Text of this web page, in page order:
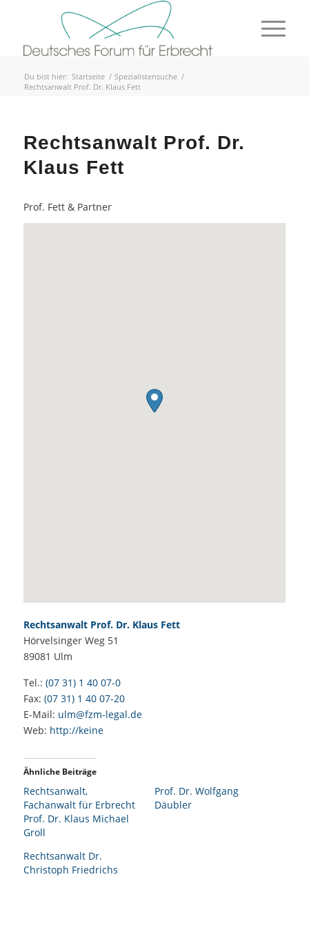
Du bist hier: Startseite / Spezialistensuche /
Rechtsanwalt Prof. Dr. Klaus Fett
Rechtsanwalt Prof. Dr.
Klaus Fett
Prof. Fett & Partner
Rechtsanwalt Prof. Dr. Klaus Fett
Hörvelsinger Weg 51
89081 Ulm
Tel.: (07 31) 1 40 07-0
Fax: (07 31) 1 40 07-20
E-Mail: ulm@fzm-legal.de
Web: http://keine
Ähnliche Beiträge
Rechtsanwalt,
Fachanwalt für Erbrecht
Prof. Dr. Klaus Michael
Groll
Prof. Dr. Wolfgang
Däubler
Rechtsanwalt Dr.
Christoph Friedrichs